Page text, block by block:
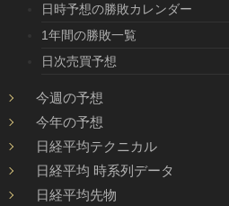
日時予想の勝敗カレンダー
1年間の勝敗一覧
日次売買予想
今週の予想
今年の予想
日経平均テクニカル
日経平均 時系列データ
日経平均先物